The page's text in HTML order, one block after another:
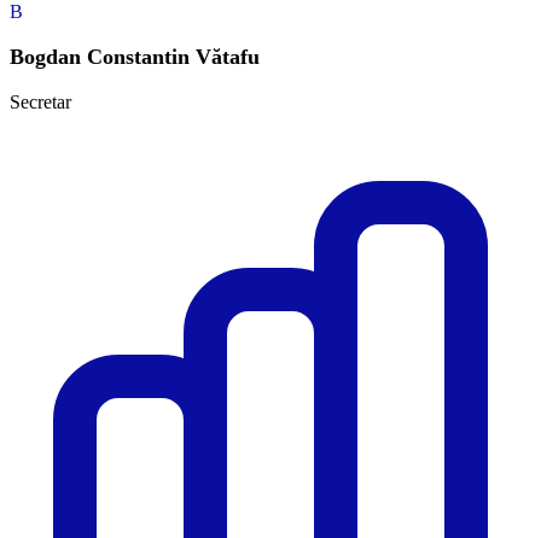
B
Bogdan Constantin Vătafu
Secretar